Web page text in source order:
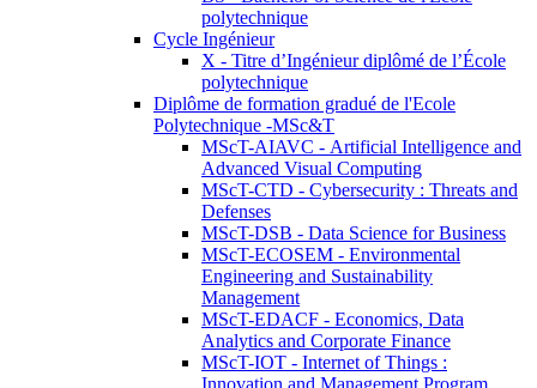
polytechnique
Cycle Ingénieur
X - Titre d’Ingénieur diplômé de l’École
polytechnique
Diplôme de formation gradué de l'Ecole
Polytechnique -MSc&T
MScT-AIAVC - Artificial Intelligence and
Advanced Visual Computing
MScT-CTD - Cybersecurity : Threats and
Defenses
MScT-DSB - Data Science for Business
MScT-ECOSEM - Environmental
Engineering and Sustainability
Management
MScT-EDACF - Economics, Data
Analytics and Corporate Finance
MScT-IOT - Internet of Things :
Innovation and Management Program